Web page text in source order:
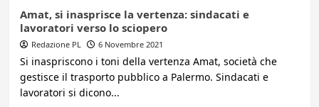
Amat, si inasprisce la vertenza: sindacati e
lavoratori verso lo sciopero
Redazione PL 6 Novembre 2021
Si inaspriscono i toni della vertenza Amat, società che
gestisce il trasporto pubblico a Palermo. Sindacati e
lavoratori si dicono...